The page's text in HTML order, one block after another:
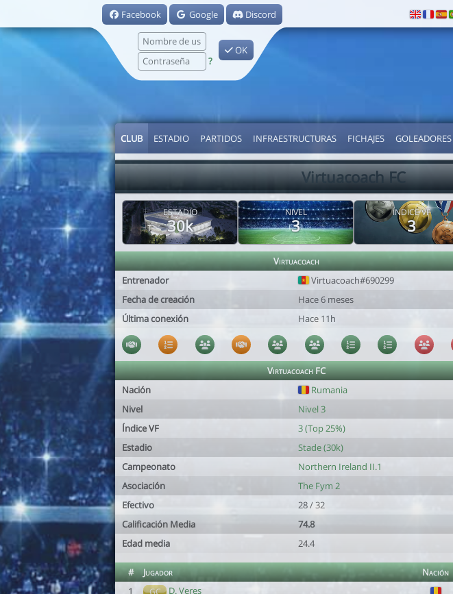
Facebook Google Discord
?
OK
CLUB ESTADIO PARTIDOS INFRAESTRUCTURAS FICHAJES GOLEADORES
Virtuacoach FC
ESTADIO
30k
NIVEL
3
ÍNDICE VF
3
Virtuacoach
Entrenador
Virtuacoach#690299
Fecha de creación
Hace 6 meses
Última conexión
Hace 11h
Virtuacoach FC
Nación
Rumania
Nivel
Nivel 3
Índice VF
3 (Top 25%)
Estadio
Stade (30k)
Campeonato
Northern Ireland II.1
Asociación
The Fym 2
Efectivo
28 / 32
Calificación Media
74.8
Edad media
24.4
# Jugador Nación
1
GC D. Veres